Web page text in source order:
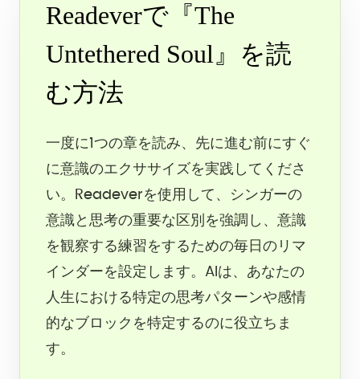
Readeverで『The
Untethered Soul』を読
む方法
一度に1つの章を読み、先に進む前にすぐ
に意識のエクササイズを実践してくださ
い。Readeverを使用して、シンガーの
意識と思考の重要な区別を強調し、意識
を観察する練習をするための毎日のリマ
インダーを設定します。AIは、あなたの
人生における特定の思考パターンや感情
的なブロックを特定するのに役立ちま
す。